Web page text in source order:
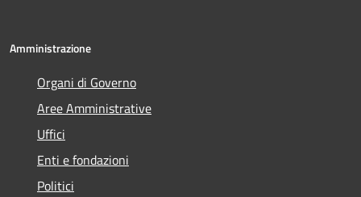
Amministrazione
Organi di Governo
Aree Amministrative
Uffici
Enti e fondazioni
Politici